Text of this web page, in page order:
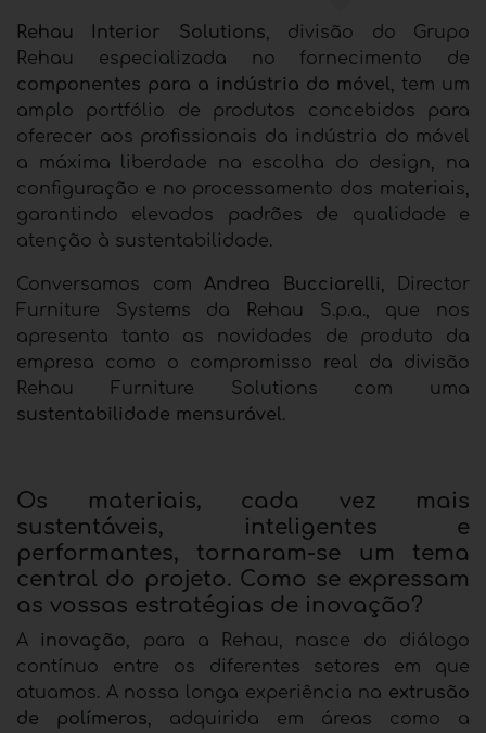
Rehau Interior Solutions , divisão do Grupo
Rehau especializada no fornecimento de
componentes para a indústria do móvel
tem um
amplo portfólio de produtos concebidos para
oferecer aos profissionais da indústria do móvel
a máxima liberdade na escolha do design, na
configuração e no processamento dos materiais,
garantindo elevados padrões de qualidade e
atenção à sustentabilidade.
Conversamos com Andrea Bucciarelli , Director
Furniture Systems da Rehau S.p.a., que nos
apresenta tanto as novidades de produto da
empresa como o compromisso real da divisão
Rehau Furniture Solutions com uma
sustentabilidade mensurável .
Os materiais, cada vez mais
sustentáveis, inteligentes e
performantes, tornaram-se um tema
central do projeto. Como se expressam
as vossas estratégias de inovação?
A inovação , para a Rehau, nasce do diálogo
contínuo entre os diferentes setores em que
atuamos. A nossa longa experiência na extrusão
de polímeros , adquirida em áreas como a